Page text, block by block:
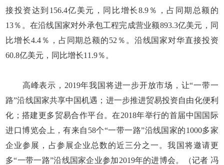
接投资达到156.4亿美元，同比增长8.9％，占同期总额的
13％。在沿线国家对外承包工程完成营业额893.3亿美元，同
比增长4.4％，占同期总额的52％。沿线国家对华直接投资
60.8亿美元，同比增长11.9％。
高峰表示，2019年我国将进一步开放市场，让“一带一
路”沿线国家共享中国机遇；进一步推进贸易投资自由化便利
化；搭建更多贸易合作平台。在2018年举行的首届中国国际
进口博览会上，有来自58个“一带一路”沿线国家的1000多家
企业参展，占参展企业总数的近三分之一。我国将邀请更
多“一带一路”沿线国家企业参加2019年的进博会。（记者 冯